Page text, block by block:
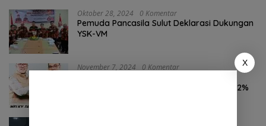
Oktober 28, 2024 0 Komentar
Pemuda Pancasila Sulut Deklarasi Dukungan
YSK-VM
November 7, 2024 0 Komentar
46,74% Kalahkan Petahana JG-KWL 27,62%
X